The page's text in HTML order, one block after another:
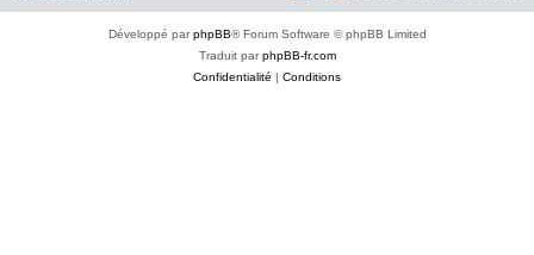
Développé parphpBB® Forum Software © phpBB Limited
Traduit parphpBB-fr.com
Confidentialité | Conditions